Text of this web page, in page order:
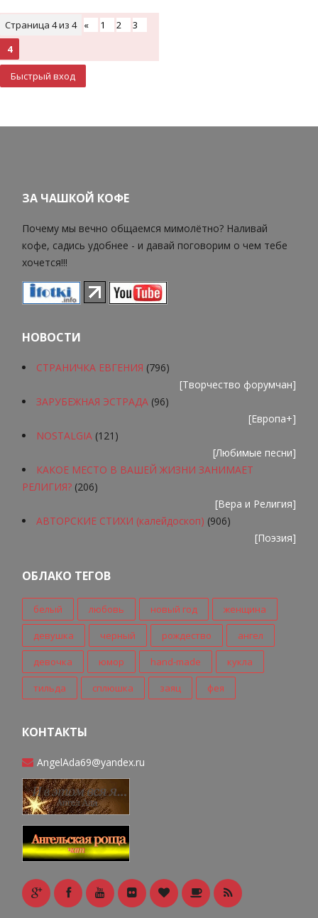
Страница 4из 4 « 1 2
3
4
ЗА ЧАШКОЙ КОФЕ
Почему мы вечно общаемся мимолётно? Наливай
кофе, садись удобнее - и давай поговорим о чем тебе
хочется!!!
НОВОСТИ
СТРАНИЧКА ЕВГЕНИЯ (796)
[Творчество форумчан]
ЗАРУБЕЖНАЯ ЭСТРАДА (96)
[Европа+]
NOSTALGIA (121)
[Любимые песни]
КАКОЕ МЕСТО В ВАШЕЙ ЖИЗНИ ЗАНИМАЕТ
РЕЛИГИЯ? (206)
[Вера и Религия]
АВТОРСКИЕ СТИХИ (калейдоскоп) (906)
[Поэзия]
ОБЛАКО ТЕГОВ
белый любовь новый год женщина
девушка черный рождество ангел
девочка юмор hand-made кукла
тильда сплюшка заяц фея
КОНТАКТЫ
AngelAda69@yandex.ru